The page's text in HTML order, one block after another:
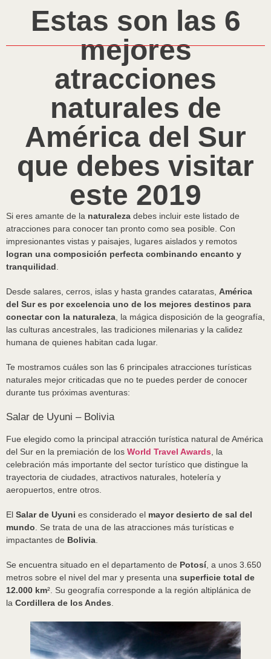
Estas son las 6
mejores
atracciones
naturales de
América del Sur
que debes visitar
este 2019
Si eres amante de la naturaleza debes incluir este listado de
atracciones para conocer tan pronto como sea posible. Con
impresionantes vistas y paisajes, lugares aislados y remotos
logran una composición perfecta combinando encanto y
tranquilidad
Desde salares, cerros, islas y hasta grandes cataratas, América
del Sur es por excelencia uno de los mejores destinos para
conectar con la naturaleza , la mágica disposición de la geografía,
las culturas ancestrales, las tradiciones milenarias y la calidez
humana de quienes habitan cada lugar.
Te mostramos cuáles son las 6 principales atracciones turísticas
naturales mejor criticadas que no te puedes perder de conocer
durante tus próximas aventuras:
Salar de Uyuni – Bolivia
Fue elegido como la principal atracción turística natural de América
del Sur en la premiación de los World Travel Awards , la
celebración más importante del sector turístico que distingue la
trayectoria de ciudades, atractivos naturales, hotelería y
aeropuertos, entre otros.
El Salar de Uyuni es considerado el mayor desierto de sal del
mundo . Se trata de una de las atracciones más turísticas e
impactantes de Bolivia
Se encuentra situado en el departamento de Potosí, a unos 3.650
metros sobre el nivel del mar y presenta una superficie total de
12.000 km². Su geografía corresponde a la región altiplánica de
la Cordillera de los Andes